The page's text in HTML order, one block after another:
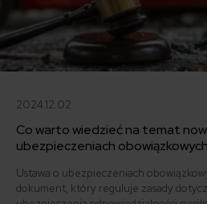
2024.12.02
Co warto wiedzieć na temat
ubezpieczeniach
Ustawa o ubezpieczeniach
dokument, który reguluje zasady